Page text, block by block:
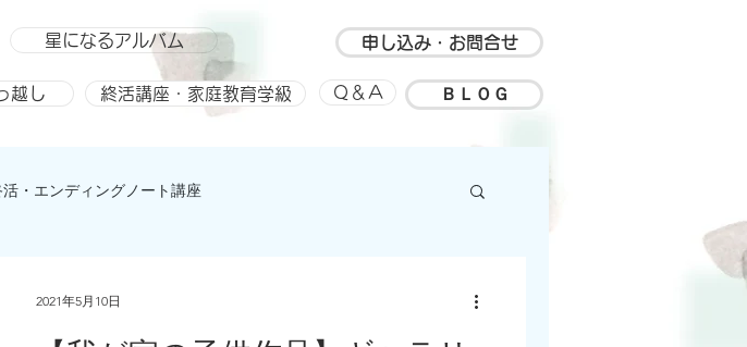
星になるアルバム
越し 終活講座・家庭教育学級
申し込み・お問合せ
Ｑ＆Ａ ＢＬＯＧ
・エンディングノート講座
2021年5月10日